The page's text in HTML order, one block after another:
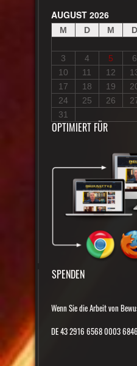
AUGUST 2026
M D M D
3
4 5 6
10
11 12
17
18 19
24
25 26
31
OPTIMIERT FÜR
SPENDEN
Wenn Sie die Arbeit von
DE 43 2916 6568 0003